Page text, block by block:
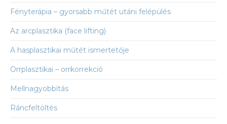
Fényterápia – gyorsabb műtét utáni felépülés
Az arcplasztika (face lifting)
A hasplasztikai műtét ismertetője
Orrplasztikai – orrkorrekció
Mellnagyobbítás
Ráncfeltöltés